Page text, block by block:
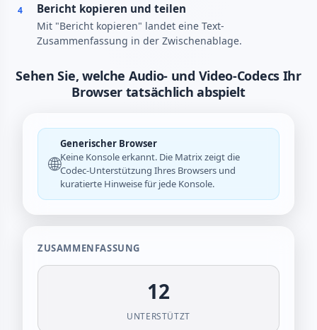
4 Bericht kopieren und teilen
Mit "Bericht kopieren" landet eine Text-
Zusammenfassung in der Zwischenablage.
Sehen Sie, welche Audio- und Video-Codecs Ihr
Browser tatsächlich abspielt
🌐
Generischer Browser
Keine Konsole erkannt. Die Matrix zeigt die
Codec-Unterstützung Ihres Browsers und
kuratierte Hinweise für jede Konsole.
ZUSAMMENFASSUNG
12
UNTERSTÜTZT